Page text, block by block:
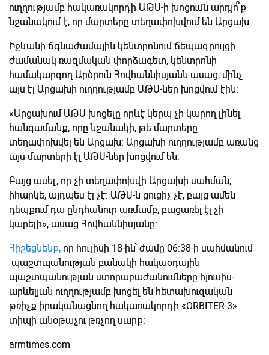
ուղղությամբ հակառակորդի ԱԹՍ-ի խոցումն արդյո՞ք
նշանակում է, որ մարտերը տեղափոխվում են Արցախ:
Իջևանի ճգնաժամային կենտրոնում ճեպազրույցի
ժամանակ ռազմական փորձագետ, կենտրոնի
համակարգող Արծրուն Հովհաննիսյանն ասաց, մինչ
այս էլ Արցախի ուղղությամբ ԱԹՍ-ներ խոցվում էին:
«Արցախում ԱԹՍ խոցելը որևէ կերպ չի կարող լինել
հանգամանք, որը նշանակի, թե մարտերը
տեղափոխվել են Արցախ: Արցախի ուղղությամբ առանց
այս մարտերի էլ ԱԹՍ-ներ խոցվում են:
Բայց ասել, որ չի տեղափոխվի Արցախի սահման,
իհարկե, այդպես էլ չէ: ԱԹՍ-ն ցուցիչ չէ, բայց ամեն
դեպքում դա ընդհանուր առմամբ, բացառել էլ չի
կարելի»,-ասաց Հովհաննիսյանը:
Հիշեցնենք, որ հուլիսի 18-ին՝ ժամը 06:38-ի սահմանում
պաշտպանության բանակի հակաօդային
պաշտպանության ստորաբաժանումները հյուսիս-
արևելյան ուղղությամբ խոցել են հետախուզական
թռիչք իրականացնող հակառակորդի «ORBITER-3»
տիպի անօթաչու թռչող սարք:
armtimes.com